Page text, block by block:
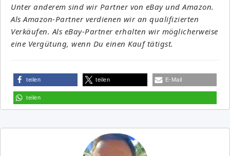
Unter anderem sind wir Partner von eBay und Amazon.
Als Amazon-Partner verdienen wir an qualifizierten
Verkäufen. Als eBay-Partner erhalten wir möglicherweise
eine Vergütung, wenn Du einen Kauf tätigst.
teilen teilen E-Mail
teilen